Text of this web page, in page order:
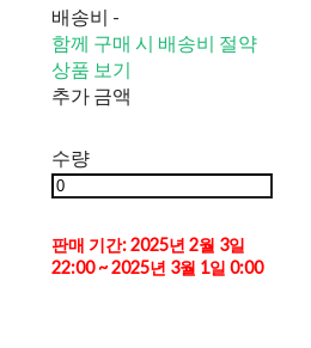
배송비 -
함께 구매 시 배송비 절약
상품 보기
추가 금액
수량
판매 기간: 2025년 2월 3일
22:00 ~ 2025년 3월 1일 0:00